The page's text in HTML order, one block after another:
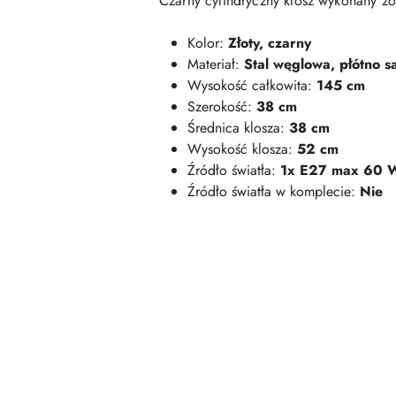
Kolor: Złoty, czarny
Materiał: Stal węglowa, płótno
Wysokość całkowita: 145 cm
Szerokość: 38 cm
Średnica klosza: 38 cm
Wysokość klosza: 52 cm
Źródło światła: 1x E27 max 60
Źródło światła w komplecie: Nie